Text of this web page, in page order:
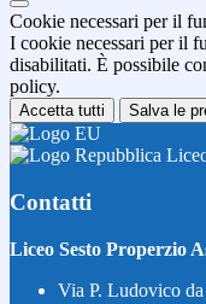
Cookie necessari per il
I cookie necessari per il
disabilitati. È possibile
policy.
Accetta tutti Salva le
Contatti
Liceo Sesto Properzio
Via P. Ludovico da